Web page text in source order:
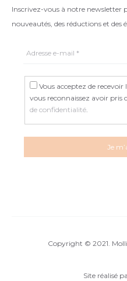
Inscrivez-vous à notre newsletter
nouveautés, des réductions et des
Vous acceptez de recevoir
vous reconnaissez avoir pris
de confidentialité.
Copyright © 2021. Molli
Site réalisé